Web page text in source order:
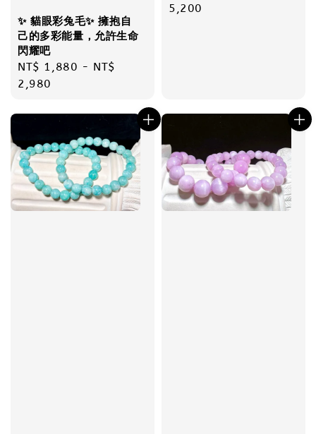
✨ 貓眼彩兔毛✨ 擁抱自
己的多彩能量，允許生命
閃耀吧
Regular
price
NT$ 1,880 - NT$
2,980
price
5,200